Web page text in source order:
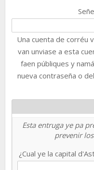
Una cuenta de corréu
van unviase a esta
faen públiques y
nueva contraseña o
Esta entruga ye pa
prevenir
¿Cual ye la capital